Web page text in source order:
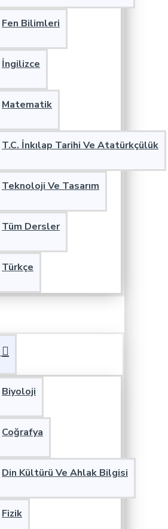
Fen Bilimleri
İngilizce
Matematik
T.C. İnkılap Tarihi Ve Atatürkçülük
Teknoloji Ve Tasarım
Tüm Dersler
Türkçe
Biyoloji
Coğrafya
Din Kültürü Ve Ahlak Bilgisi
Fizik